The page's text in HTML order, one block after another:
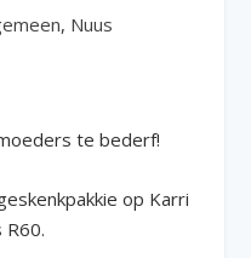
, Nuus
te bederf!
op Karri